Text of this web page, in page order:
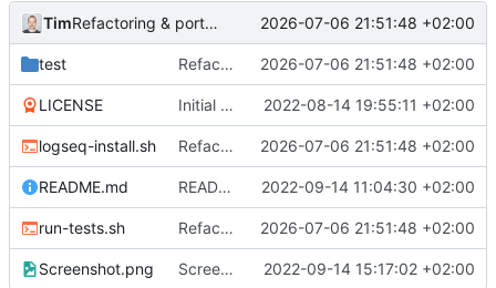
Tim Refactoring & portable Testpfade 2026-07-06 21:51:48 +02:00
test Refactoring & portable Testpfade 2026-07-06 21:51:48 +02:00
LICENSE Initial commit 2022-08-14 19:55:11 +02:00
logseq-install.sh Refactoring & portable Testpfade 2026-07-06 21:51:48 +02:00
README.md README um Hinweis auf symbolischen Link ergänzt 2022-09-14 11:04:30 +02:00
run-tests.sh Refactoring & portable Testpfade 2026-07-06 21:51:48 +02:00
Screenshot.png Screenshot erneuert 2022-09-14 15:17:02 +02:00